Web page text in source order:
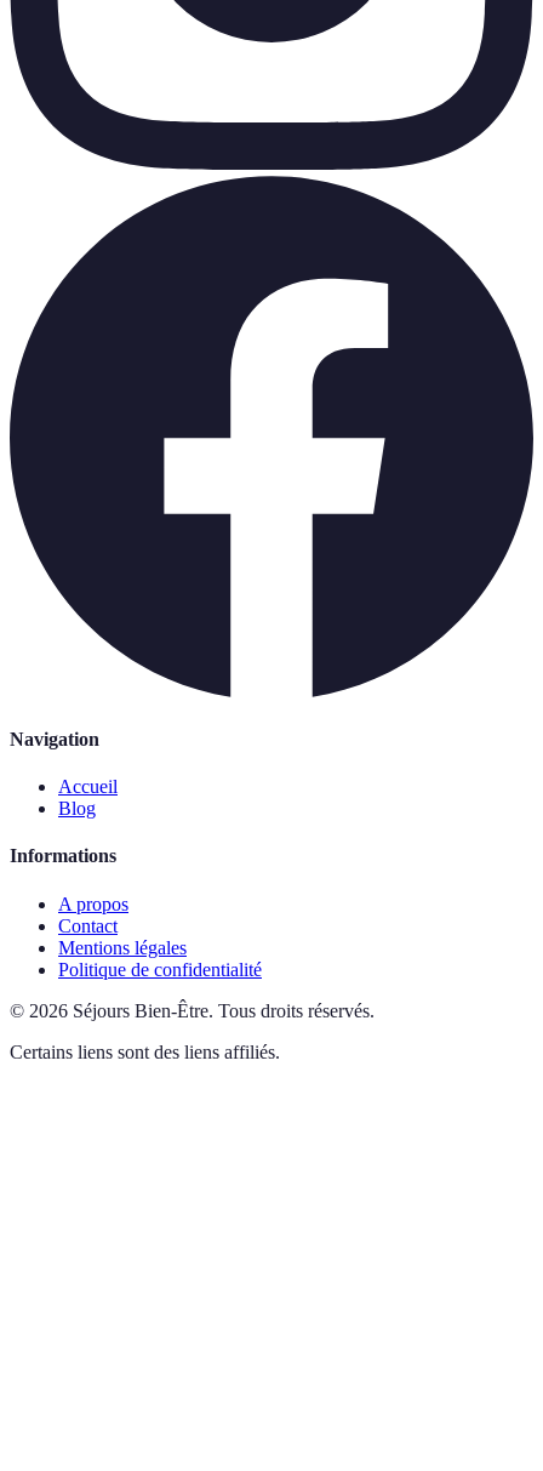
Navigation
Accueil
Blog
Informations
A propos
Contact
Mentions légales
Politique de confidentialité
© 2026 Séjours Bien-Être. Tous droits réservés.
Certains liens sont des liens affiliés.